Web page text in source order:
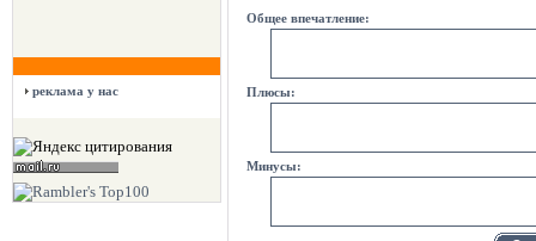
реклама у нас
Общее впечатление:
Плюсы:
Минусы: